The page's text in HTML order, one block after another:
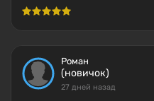
Роман
(новичок)
27 дней назад